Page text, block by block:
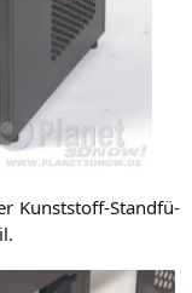
Kunst­stoff-Stand­fü­